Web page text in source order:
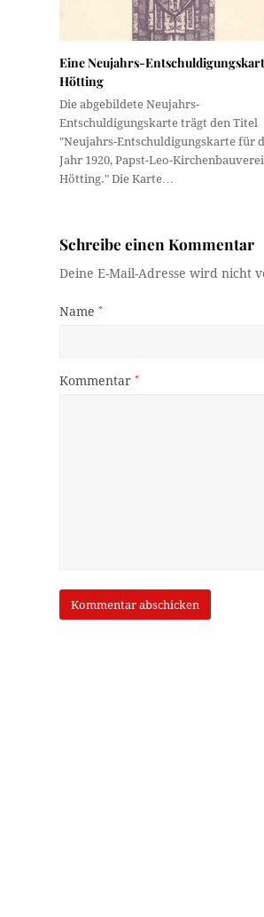
Eine Neujahrs-
Hötting
Die abgebildete Neujahrs-
Entschuldigungskarte trägt den Titel
"Neujahrs-Entschuldigungskarte für
Jahr 1920, Papst-Leo-
Hötting." Die Karte…
Schreibe einen Kommentar
Deine E-Mail-Adresse wird nicht
Name*
Kommentar*